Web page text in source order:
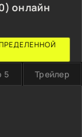
онлайн
5 Трейлер